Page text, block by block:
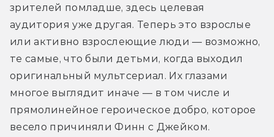
зрителей помладше, здесь целевая
аудитория уже другая. Теперь это взрослые
или активно взрослеющие люди — возможно,
те самые, что были детьми, когда выходил
оригинальный мультсериал. Их глазами
многое выглядит иначе — в том числе и
прямолинейное героическое добро, которое
весело причиняли Финн с Джейком.